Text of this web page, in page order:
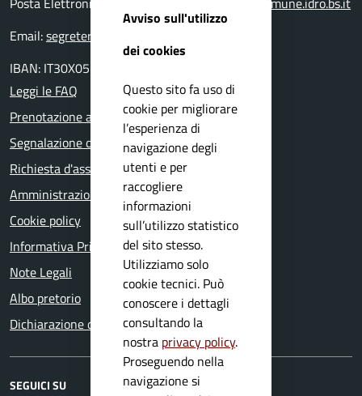
Email:segreteria@comune.idro.bs.it
IBAN: IT30X0511655390000000000500
Leggi le FAQ
Prenotazione appuntamento
Segnalazione disservizio
Richiesta d'assistenza
Amministrazione trasparente
Cookie policy
Informativa Privacy
Note Legali
Albo pretorio
Dichiarazione di accessibilità
SEGUICI SU
Avviso sull'utilizzo
dei cookies
Questo sito fa uso di
cookie per migliorare
l’esperienza di
navigazione degli
utenti e per
raccogliere
informazioni
sull’utilizzo statistico
del sito stesso.
Utilizziamo solo
cookie tecnici. Può
conoscere i dettagli
consultando la
nostra privacy policy.
Proseguendo nella
navigazione si